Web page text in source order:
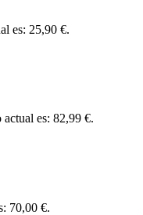
es: 25,90 €.
es: 82,99 €.
70,00 €.